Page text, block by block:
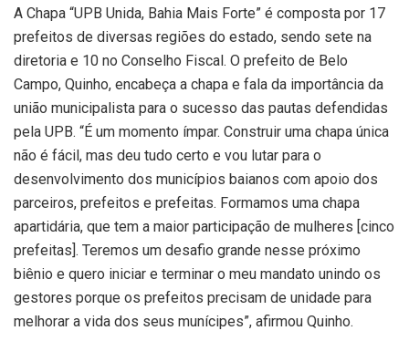
A Chapa “UPB Unida, Bahia Mais Forte” é composta por 17
prefeitos de diversas regiões do estado, sendo sete na
diretoria e 10 no Conselho Fiscal. O prefeito de Belo
Campo, Quinho, encabeça a chapa e fala da importância da
união municipalista para o sucesso das pautas defendidas
pela UPB. “É um momento ímpar. Construir uma chapa única
não é fácil, mas deu tudo certo e vou lutar para o
desenvolvimento dos municípios baianos com apoio dos
parceiros, prefeitos e prefeitas. Formamos uma chapa
apartidária, que tem a maior participação de mulheres [cinco
prefeitas]. Teremos um desafio grande nesse próximo
biênio e quero iniciar e terminar o meu mandato unindo os
gestores porque os prefeitos precisam de unidade para
melhorar a vida dos seus munícipes”, afirmou Quinho.